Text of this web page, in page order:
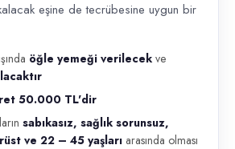
eşine de tecrübesine uygun bir
öğle yemeği verilecek ve
50.000 TL'dir
sabıkasız, sağlık sorunsuz,
ve 22 – 45 yaşları arasında olması